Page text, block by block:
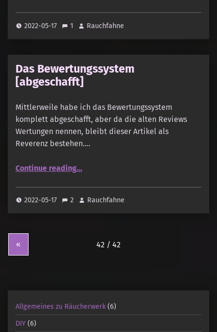
2022-05-17 1 Rauchfahne
Das Bewertungssystem
[abgeschafft]
Mittlerweile habe ich das Bewertungssystem
komplett abgeschafft, aber da die alten Reviews
Wertungen nennen, bleibt dieser Artikel als
Reverenz bestehen.…
Continue reading…
2022-05-17 2 Rauchfahne
«
Allgemeines zu Räucherwerk (6)
DIY (6)